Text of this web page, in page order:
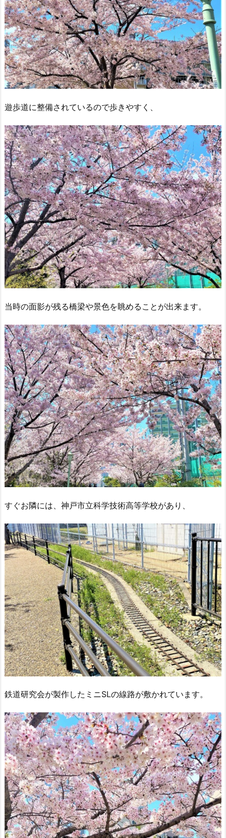
遊歩道に整備されているので歩きやすく、
当時の面影が残る橋梁や景色を眺めることが出来ます。
すぐお隣には、神戸市立科学技術高等学校があり、
鉄道研究会が製作したミニSLの線路が敷かれています。